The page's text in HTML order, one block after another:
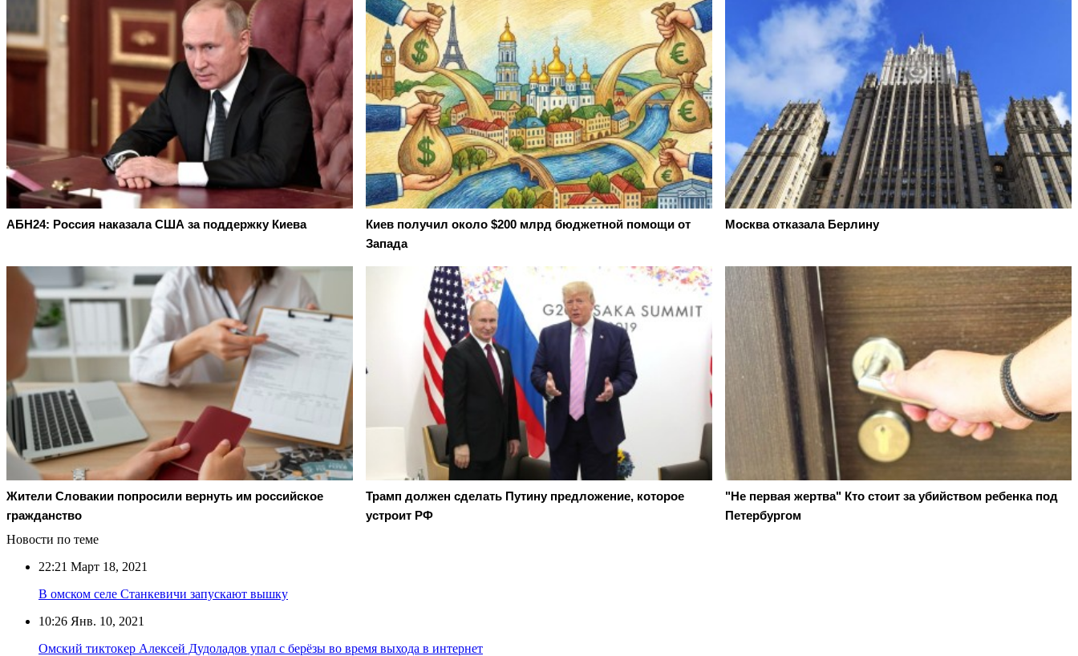
АБН24: Россия наказала США за поддержку Киева
Киев получил около $200 млрд бюджетной помощи от
Запада
Москва отказала Берлину
Жители Словакии попросили вернуть им российское
гражданство
Трамп должен сделать Путину предложение, которое
устроит РФ
"Не первая жертва" Кто стоит за убийством ребенка под
Петербургом
Новости по теме
22:21 Март 18, 2021
В омском селе Станкевичи запускают вышку
10:26 Янв. 10, 2021
Омский тиктокер Алексей Дудоладов упал с берёзы во время выхода в интернет